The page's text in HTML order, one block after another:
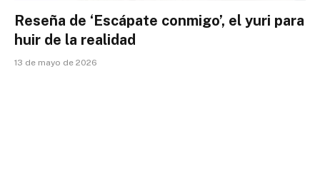
Reseña de ‘Escápate conmigo’, el yuri para
huir de la realidad
13 de mayo de 2026